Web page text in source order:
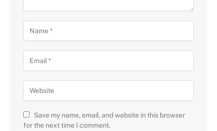
Save my name, email, and website in this browser
for the next time I comment.